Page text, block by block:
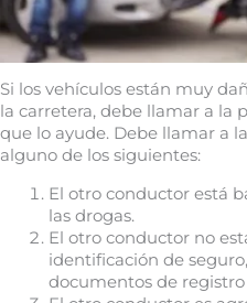
Si los vehículos están muy
la carretera, debe llamar a la
que lo ayude. Debe llamar a
alguno de los siguientes:
El otro conductor está
las drogas.
El otro conductor no
identificación de
documentos de